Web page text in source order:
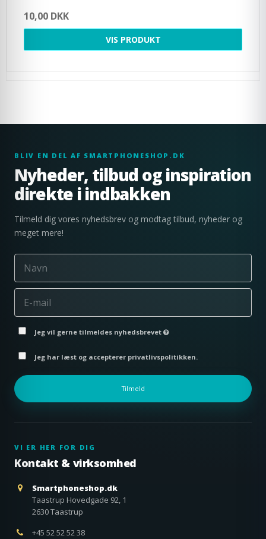
10,00 DKK
VIS PRODUKT
BLIV EN DEL AF SMARTPHONESHOP.DK
Nyheder, tilbud og inspiration
direkte i indbakken
Tilmeld dig vores nyhedsbrev og modtag tilbud, nyheder og
meget mere!
Jeg vil gerne tilmeldes nyhedsbrevet
Jeg har læst og accepterer privatlivspolitikken.
Tilmeld
VI ER HER FOR DIG
Kontakt & virksomhed
Smartphoneshop.dk
Taastrup Hovedgade 92, 1
2630 Taastrup
+45 52 52 52 38